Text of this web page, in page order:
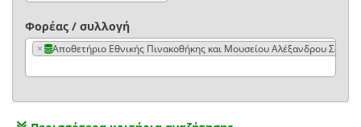
Φορέας / συλλογή
× Αποθετήριο Εθνικής Πινακοθήκης και Μουσείου Αλέξανδρου